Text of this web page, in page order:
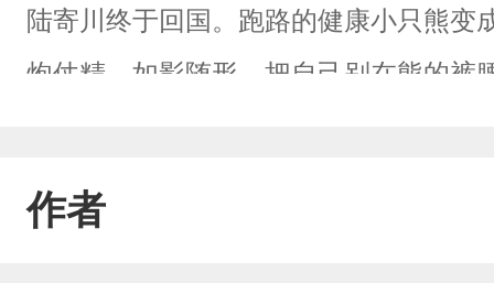
陆寄川终于回国。跑路的健康小只熊
炮仗精，如影随形，把自己别在熊的裤
（？）变质了：“别叫叔叔了，叫哥，
作者